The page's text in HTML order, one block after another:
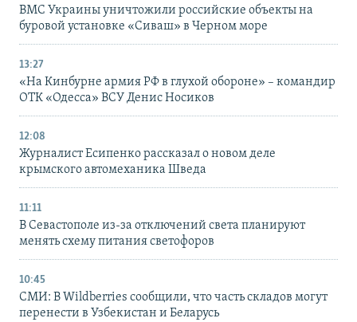
ВМС Украины уничтожили российские объекты на
буровой установке «Сиваш» в Черном море
13:27
«На Кинбурне армия РФ в глухой обороне» – командир
ОТК «Одесса» ВСУ Денис Носиков
12:08
Журналист Есипенко рассказал о новом деле
крымского автомеханика Шведа
11:11
В Севастополе из-за отключений света планируют
менять схему питания светофоров
10:45
СМИ: В Wildberries сообщили, что часть складов могут
перенести в Узбекистан и Беларусь